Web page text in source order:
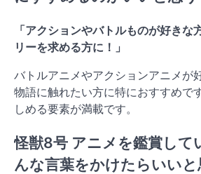
「アクションやバトルものが好きな
リーを求める方に！」
バトルアニメやアクションアニメが
物語に触れたい方に特におすすめで
しめる要素が満載です。
怪獣8号 アニメを鑑賞して
んな言葉をかけたらいいと